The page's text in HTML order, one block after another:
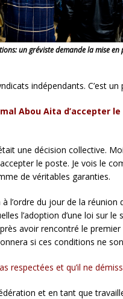
un gréviste demande la mise en
indépendants. C’est
Abou Aita
une décision collective.
le poste. Je vois le
de véritables garanties.
l’ordre du jour de la
l’adoption d’une loi sur
avoir rencontré le
si ces conditions ne
respectées et qu’il ne
et en tant que